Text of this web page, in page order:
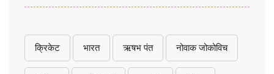
क्रिकेट भारत ऋषभ पंत नोवाक जोकोविच